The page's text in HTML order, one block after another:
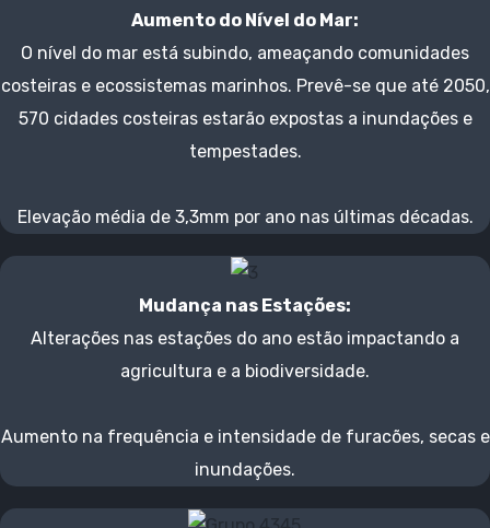
Aumento do Nível do Mar:
O nível do mar está subindo, ameaçando comunidades
costeiras e ecossistemas marinhos. Prevê-se que até 2050,
570 cidades costeiras estarão expostas a inundações e
tempestades.
Elevação média de 3,3mm por ano nas últimas décadas.
Mudança nas Estações:
Alterações nas estações do ano estão impactando a
agricultura e a biodiversidade.
Aumento na frequência e intensidade de furacões, secas e
inundações.